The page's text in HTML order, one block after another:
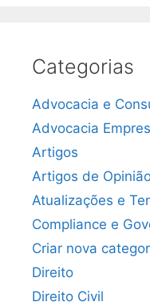
Categorias
Advocacia e
Advocacia
Artigos
Artigos de
Atualizações e
Compliance e
Criar nova
Direito
Direito Civil